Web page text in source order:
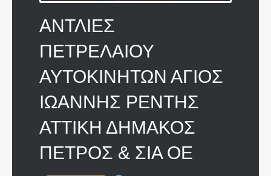
ΑΝΤΛΙΕΣ
ΠΕΤΡΕΛΑΙΟΥ
ΑΥΤΟΚΙΝΗΤΩΝ ΑΓΙΟΣ
ΙΩΑΝΝΗΣ ΡΕΝΤΗΣ
ΑΤΤΙΚΗ ΔΗΜΑΚΟΣ
ΠΕΤΡΟΣ & ΣΙΑ ΟΕ